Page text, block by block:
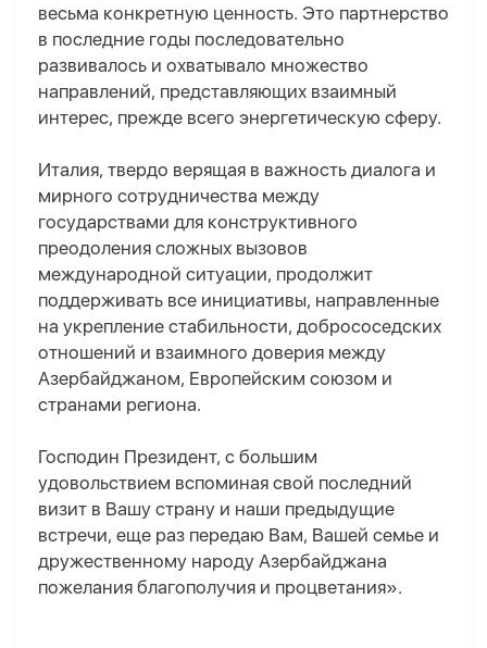
весьма конкретную ценность. Это партнерство
в последние годы последовательно
развивалось и охватывало множество
направлений, представляющих взаимный
интерес, прежде всего энергетическую сферу.
Италия, твердо верящая в важность диалога и
мирного сотрудничества между
государствами для конструктивного
преодоления сложных вызовов
международной ситуации, продолжит
поддерживать все инициативы, направленные
на укрепление стабильности, добрососедских
отношений и взаимного доверия между
Азербайджаном, Европейским союзом и
странами региона.
Господин Президент, с большим
удовольствием вспоминая свой последний
визит в Вашу страну и наши предыдущие
встречи, еще раз передаю Вам, Вашей семье и
дружественному народу Азербайджана
пожелания благополучия и процветания».